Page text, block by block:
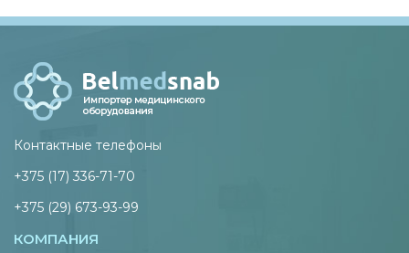
Контактные телефоны
+375 (17) 336-71-70
+375 (29) 673-93-99
КОМПАНИЯ